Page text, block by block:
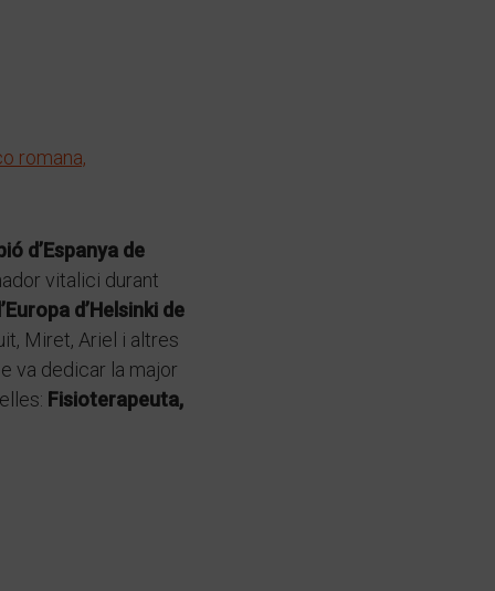
d’Espanya de
vitalici durant
d’Helsinki de
Miret, Ariel i altres
va dedicar la major
Fisioterapeuta,